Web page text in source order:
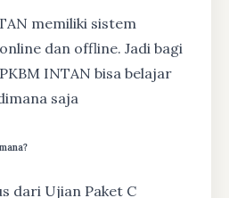
memiliki sistem
dan offline. Jadi bagi
INTAN bisa belajar
saja
dari Ujian Paket C